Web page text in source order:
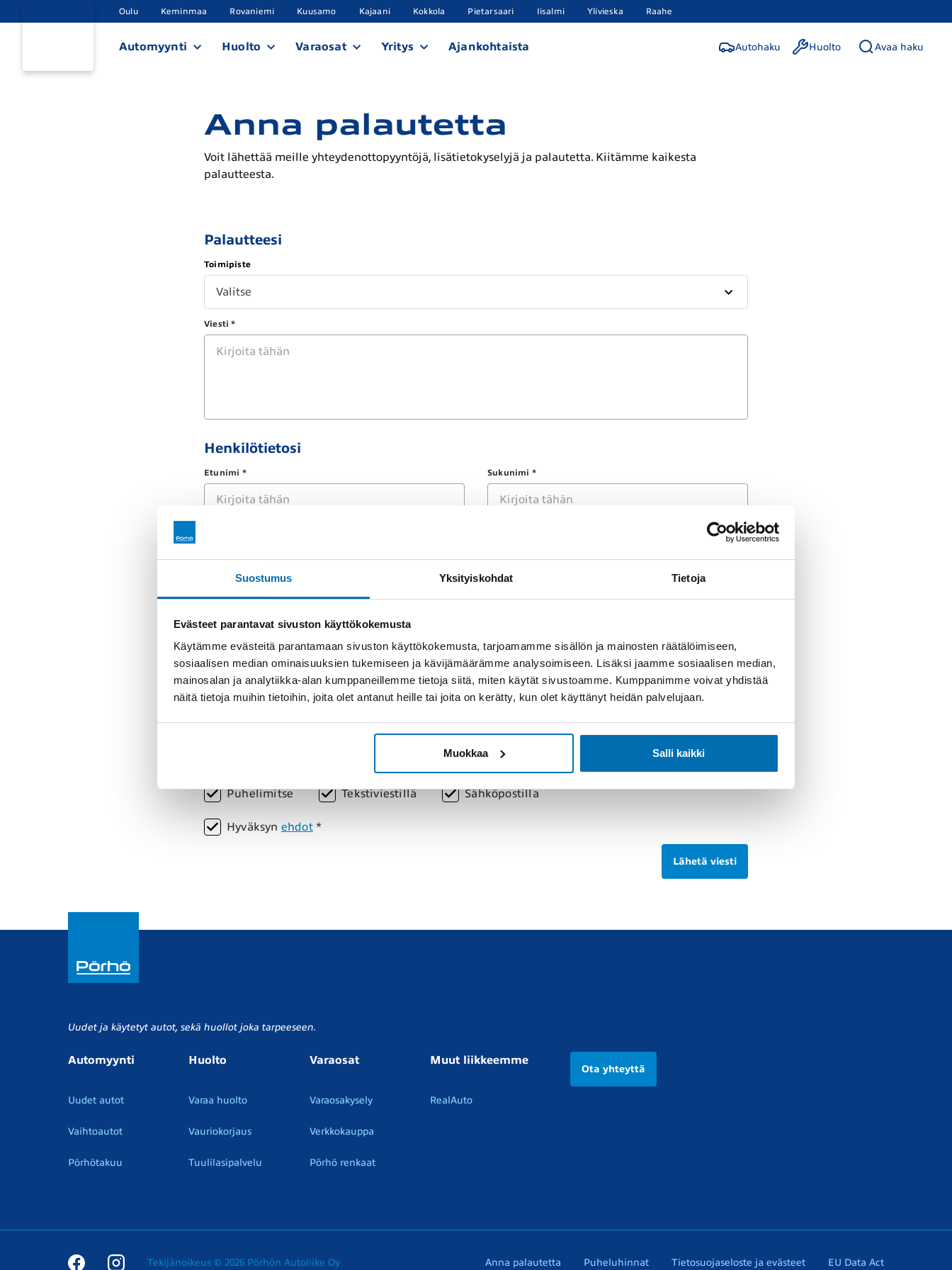
Suostumus Yksityiskohdat Tietoja
Evästeet parantavat sivuston käyttökokemusta
Käytämme evästeitä parantamaan sivuston käyttökokemusta, tarjoamamme sisällön ja mainosten räätälöimiseen,
sosiaalisen median ominaisuuksien tukemiseen ja kävijämäärämme analysoimiseen. Lisäksi jaamme sosiaalisen median,
mainosalan ja analytiikka-alan kumppaneillemme tietoja siitä, miten käytät sivustoamme. Kumppanimme voivat yhdistää
näitä tietoja muihin tietoihin, joita olet antanut heille tai joita on kerätty, kun olet käyttänyt heidän palvelujaan.
Muokkaa Salli kaikki
Oulu Keminmaa Rovaniemi Kuusamo Kajaani Kokkola Pietarsaari Iisalmi Ylivieska Raahe
Automyynti Huolto Varaosat Yritys Ajankohtaista Autohaku Huolto Avaa haku
Anna palautetta
Voit lähettää meille yhteydenottopyyntöjä, lisätietokyselyjä ja palautetta. Kiitämme kaikesta
palautteesta.
Palautteesi
Toimipiste
Valitse
Viesti *
Henkilötietosi
Etunimi * Sukunimi *
Postinumero * Postitoimipaikka *
Puhelimitse Tekstiviestillä Sähköpostilla
Hyväksyn ehdot*
Lähetä viesti
Uudet ja käytetyt autot, sekä huollot joka tarpeeseen.
Automyynti
Uudet autot
Vaihtoautot
Pörhötakuu
Huolto
Varaa huolto
Vauriokorjaus
Tuulilasipalvelu
Varaosat
Varaosakysely
Verkkokauppa
Pörhö renkaat
Muut liikkeemme
RealAuto
Ota yhteyttä
Tekijänoikeus © 2026 Pörhön Autoliike Oy Anna palautetta Puheluhinnat Tietosuojaseloste ja evästeet EU Data Act